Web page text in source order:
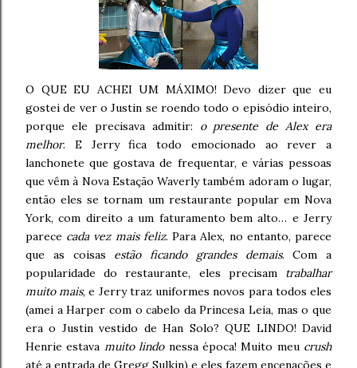
O QUE EU ACHEI UM MÁXIMO! Devo dizer que eu
gostei de ver o Justin se roendo todo o episódio inteiro,
porque ele precisava admitir: o presente de Alex era
melhor. E Jerry fica todo emocionado ao rever a
lanchonete que gostava de frequentar, e várias pessoas
que vêm à Nova Estação Waverly também adoram o lugar,
então eles se tornam um restaurante popular em Nova
York, com direito a um faturamento bem alto… e Jerry
parece cada vez mais feliz. Para Alex, no entanto, parece
que as coisas estão ficando grandes demais. Com a
popularidade do restaurante, eles precisam trabalhar
muito mais, e Jerry traz uniformes novos para todos eles
(amei a Harper com o cabelo da Princesa Leia, mas o que
era o Justin vestido de Han Solo? QUE LINDO! David
Henrie estava muito lindonessa época! Muito meu crush
até a entrada de Gregg Sulkin) e eles fazem encenações e